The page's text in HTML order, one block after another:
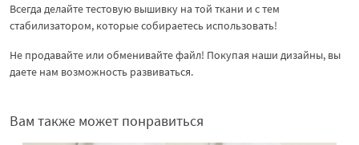
Всегда делайте тестовую вышивку на той ткани и с тем
стабилизатором, которые собираетесь использовать!
Не продавайте или обменивайте файл! Покупая наши дизайны, вы
даете нам возможность развиваться.
Вам также может понравиться